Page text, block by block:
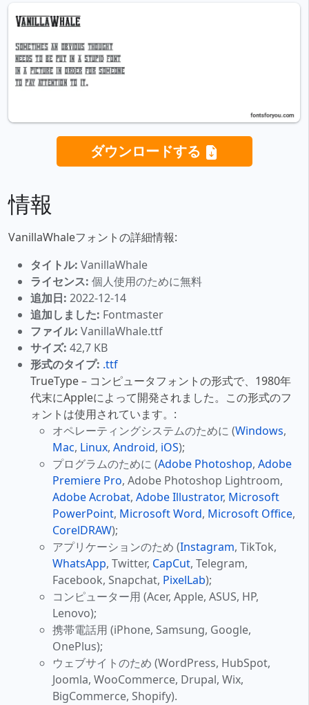
ダウンロードする
情報
VanillaWhaleフォントの詳細情報:
タイトル: VanillaWhale
ライセンス: 個人使用のために無料
追加日: 2022-12-14
追加しました: Fontmaster
ファイル: VanillaWhale.ttf
サイズ: 42,7 KB
形式のタイプ: .ttf
TrueType – コンピュータフォントの形式で、1980年
代末にAppleによって開発されました。この形式のフ
ォントは使用されています。:
オペレーティングシステムのために (Windows,
Mac, Linux, Android, iOS);
プログラムのために (Adobe Photoshop, Adobe
Premiere Pro, Adobe Photoshop Lightroom,
Adobe Acrobat, Adobe Illustrator, Microsoft
PowerPoint, Microsoft Word, Microsoft Office,
CorelDRAW);
アプリケーションのため (Instagram, TikTok,
WhatsApp, Twitter, CapCut, Telegram,
Facebook, Snapchat, PixelLab);
コンピューター用 (Acer, Apple, ASUS, HP,
Lenovo);
携帯電話用 (iPhone, Samsung, Google,
OnePlus);
ウェブサイトのため (WordPress, HubSpot,
Joomla, WooCommerce, Drupal, Wix,
BigCommerce, Shopify).